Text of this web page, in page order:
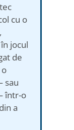
cu o
jocul
de
sau
într-o
a